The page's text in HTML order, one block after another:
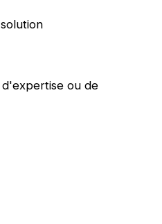
d'expertise ou de